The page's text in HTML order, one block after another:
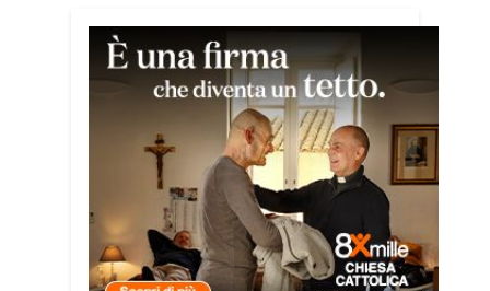
Tra le testimonianze quella di Thea,
giovane libanese del Consiglio dei
Giovani del Mediterraneo della CEI: «Il
campo è molto più di un’esperienza di
volontariato: è un’opportunità per
costruire relazioni attraverso il servizio,
linguaggio universale capace di unire
persone diverse».
Condividi: